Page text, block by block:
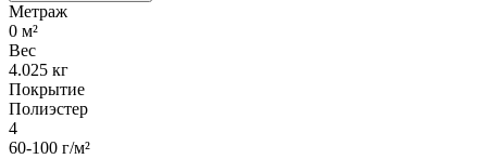
Метраж
0 м²
Вес
4.025 кг
Покрытие
Полиэстер
4
60-100 г/м²